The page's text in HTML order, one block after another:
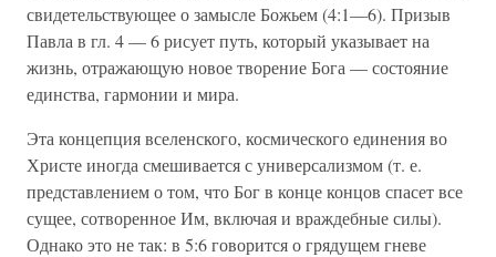
свидетельствующее о замысле Божьем (4:1—6). Призыв
Павла в гл. 4 — 6 рисует путь, который указывает на
жизнь, отражающую новое творение Бога — состояние
единства, гармонии и мира.
Эта концепция вселенского, космического единения во
Христе иногда смешивается с универсализмом (т. е.
представлением о том, что Бог в конце концов спасет все
сущее, сотворенное Им, включая и враждебные силы).
Однако это не так: в 5:6 говорится о грядущем гневе